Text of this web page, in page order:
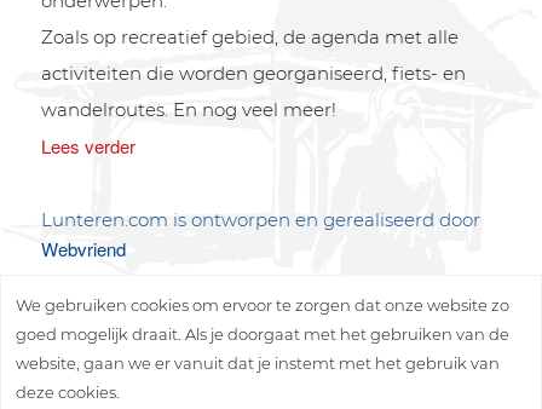
Zoals op recreatief gebied, de agenda met alle
activiteiten die worden georganiseerd, fiets- en
wandelroutes. En nog veel meer!
Lees verder
Lunteren.com is ontworpen en gerealiseerd door
Webvriend
We gebruiken cookies om ervoor te zorgen dat onze website zo
goed mogelijk draait. Als je doorgaat met het gebruiken van de
website, gaan we er vanuit dat je instemt met het gebruik van
deze cookies.